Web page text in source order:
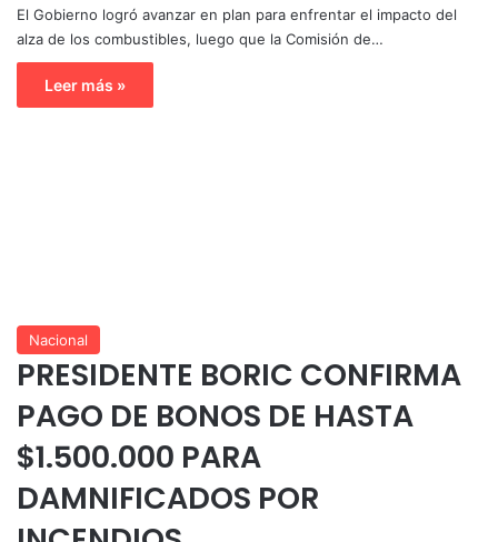
El Gobierno logró avanzar en plan para enfrentar el impacto del
alza de los combustibles, luego que la Comisión de…
Leer más »
Nacional
PRESIDENTE BORIC CONFIRMA
PAGO DE BONOS DE HASTA
$1.500.000 PARA
DAMNIFICADOS POR